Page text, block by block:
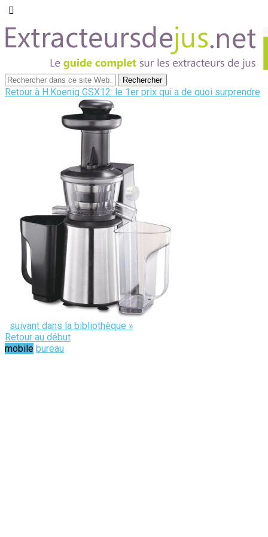
Retour à H.Koenig GSX12: le 1er prix qui a de quoi surprendre
suivant dans la bibliothèque »
Retour au début
mobile bureau